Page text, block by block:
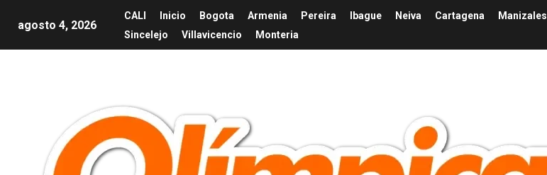
agosto 4, 2026
CALI Inicio Bogota Armenia Pereira Ibague Neiva Cartagena Manizales
Sincelejo
Villavicencio Monteria